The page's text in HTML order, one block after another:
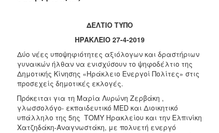
ΔΕΛΤΙΟ ΤΥΠΟ
ΗΡΑΚΛΕΙΟ 27-4-2019
Δύο νέες υποψηφιότητες αξιόλογων και δραστήριων
γυναικών ήλθαν να ενισχύσουν το ψηφοδέλτιο της
Δημοτικής Κίνησης «Ηράκλειο Ενεργοί Πολίτες» στις
προσεχείς δημοτικές εκλογές.
Πρόκειται για τη Μαρία Λυρώνη Ζερβάκη ,
γλωσσολόγο- εκπαιδευτικό MED και Διοικητικό
υπάλληλο της 5ης ΤΟΜΥ Ηρακλείου και την Ελπινίκη
Χατζηδάκη-Αναγνωστάκη, με πολυετή ενεργό